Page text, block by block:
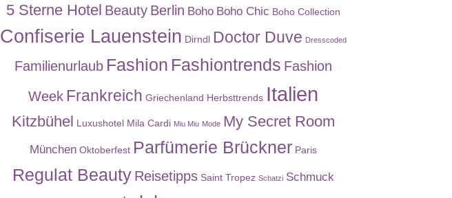
5 Sterne Hotel Beauty Berlin Boho Boho Chic Boho Collection
Confiserie Lauenstein Dirndl Doctor Duve Dresscoded
Familienurlaub Fashion Fashiontrends Fashion
Week Frankreich Griechenland Herbsttrends Italien
Kitzbühel Luxushotel Mila Cardi Miu Miu Mode My Secret Room
München Oktoberfest Parfümerie Brückner Paris
Regulat Beauty Reisetipps Saint Tropez Schatzi Schmuck